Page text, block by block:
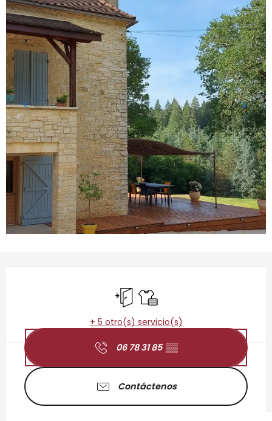
Entrada independiente
Sábanas y ropa de cama
+ 5 otro(s) servicio(s)
06 78 31 85 ▒▒
Contáctenos